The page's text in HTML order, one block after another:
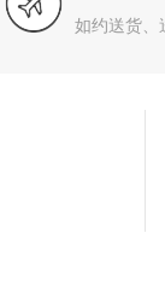
如约送货、